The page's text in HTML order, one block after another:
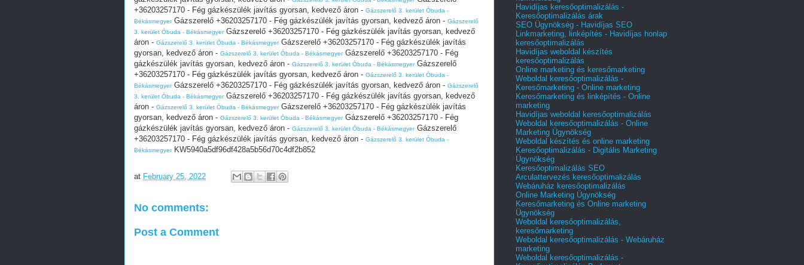
+36203257170 - Fég gázkészülék javítás gyorsan, kedvező áron - Gázszerelő 3. kerület Óbuda -
BékásmegyerGázszerelő +36203257170 - Fég gázkészülék javítás gyorsan, kedvező áron - Gázszerelő
3. kerület Óbuda - BékásmegyerGázszerelő +36203257170 - Fég gázkészülék javítás gyorsan, kedvező
áron - Gázszerelő 3. kerület Óbuda - BékásmegyerGázszerelő +36203257170 - Fég gázkészülék javítás
gyorsan, kedvező áron - Gázszerelő 3. kerület Óbuda - BékásmegyerGázszerelő +36203257170 - Fég
gázkészülék javítás gyorsan, kedvező áron - Gázszerelő 3. kerület Óbuda - BékásmegyerGázszerelő
+36203257170 - Fég gázkészülék javítás gyorsan, kedvező áron - Gázszerelő 3. kerület Óbuda -
BékásmegyerGázszerelő +36203257170 - Fég gázkészülék javítás gyorsan, kedvező áron - Gázszerelő
3. kerület Óbuda - BékásmegyerGázszerelő +36203257170 - Fég gázkészülék javítás gyorsan, kedvező
áron - Gázszerelő 3. kerület Óbuda - BékásmegyerGázszerelő +36203257170 - Fég gázkészülék javítás
gyorsan, kedvező áron - Gázszerelő 3. kerület Óbuda - BékásmegyerGázszerelő +36203257170 - Fég
gázkészülék javítás gyorsan, kedvező áron - Gázszerelő 3. kerület Óbuda - BékásmegyerGázszerelő
+36203257170 - Fég gázkészülék javítás gyorsan, kedvező áron - Gázszerelő 3. kerület Óbuda -
BékásmegyerKW5940a5df96df428a5b56d70c4df2b852
at February 25, 2022
No comments:
Post a Comment
Havidíjas keresőoptimalizálás -
Keresőoptimalizálás árak
SEO Ügynökség - Havidíjas SEO
Linkmarketing, linképítés - Havidíjas honlap
keresőoptimalizálás
Havidíjas weboldal készítés
keresőoptimalizálás
Online marketing és keresőmarketing
Weboldal keresőoptimalizálás -
Keresőmarketing - Online marketing
Keresőmarketing és linképítés - Online
marketing
Havidíjas weboldal keresőoptimalizálás
Weboldal keresőoptimalizálás - Online
Marketing Ügynökség
Weboldal készítés és online marketing
Keresőoptimalizálás - Digitális Marketing
Ügynökség
Keresőoptimalizálás SEO
Arculattervezés keresőoptimalizálás
Webáruház keresőoptimalizálás
Online Marketing Ügynökség
Keresőmarketing és Online marketing
Ügynökség
Weboldal keresőoptimalizálás,
keresőmarketing
Weboldal keresőoptimalizálás - Webáruház
marketing
Weboldal keresőoptimalizálás -